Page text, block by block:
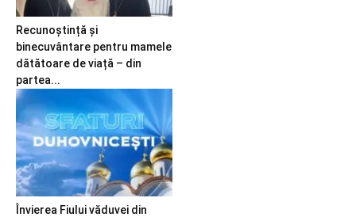
Recunoștință și
binecuvântare pentru mamele
dătătoare de viață – din
partea...
Învierea Fiului văduvei din